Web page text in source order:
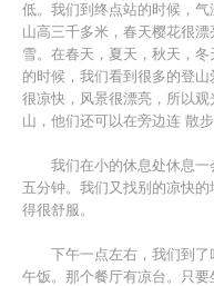
低。我们到终点站的时候，
山高三千多米，春天樱花很
雪。在春天，夏天，秋天，
的时候，我们看到很多的登
很凉快，风景很漂亮，所以
山，他们还可以在旁边连 散
我们在小的休息处休息一
五分钟。我们又找别的凉快
得很舒服。
下午一点左右，我们到了
午饭。那个餐厅有凉台。只